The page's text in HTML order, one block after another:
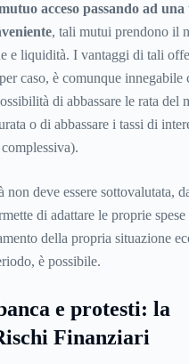
acceso passando ad una
, tali mutui prendono il
e liquidità. I vantaggi di tali
caso, è comunque innegabile
di abbassare le rata del
o di abbassare i tassi di
non deve essere sottovalutata,
di adattare le proprie spese
della propria situazione
è possibile.
e protesti: la
Finanziari